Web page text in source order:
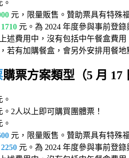
。
元，限量販售。贊助票具有特殊
1710 元。為 2024 年度參與事前登
述費用中，沒有包括中午餐盒費
若有加購餐盒，會另外安排用餐
購票方案類型（5 月 17
。
。2人以上即可購買團體票！
。
元，限量販售。贊助票具有特殊
2250 元。為 2024 年度參與事前登